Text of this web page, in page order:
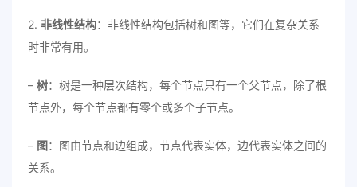
2. 非线性结构：非线性结构包括树和图等，它们在复杂关系
时非常有用。
– 树：树是一种层次结构，每个节点只有一个父节点，除了根
节点外，每个节点都有零个或多个子节点。
– 图：图由节点和边组成，节点代表实体，边代表实体之间的
关系。